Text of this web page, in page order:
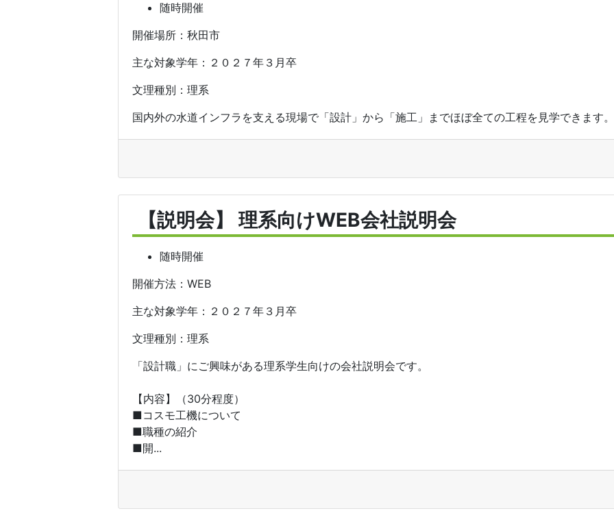
随時開催
開催場所：秋田市
主な対象学年：２０２７年３月卒
文理種別：理系
国内外の水道インフラを支える現場で「設計」から「施工」までほぼ全ての工程を見学できます
【説明会】 理系向けWEB会社説明会
随時開催
開催方法：WEB
主な対象学年：２０２７年３月卒
文理種別：理系
「設計職」にご興味がある理系学生向けの会社説明会です。
【内容】（30分程度）
■コスモ工機について
■職種の紹介
■開...